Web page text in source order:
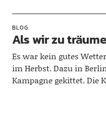
BLOG
Als wir zu
Es war kein gutes
im Herbst. Dazu in
Kampagne gekittet. Die